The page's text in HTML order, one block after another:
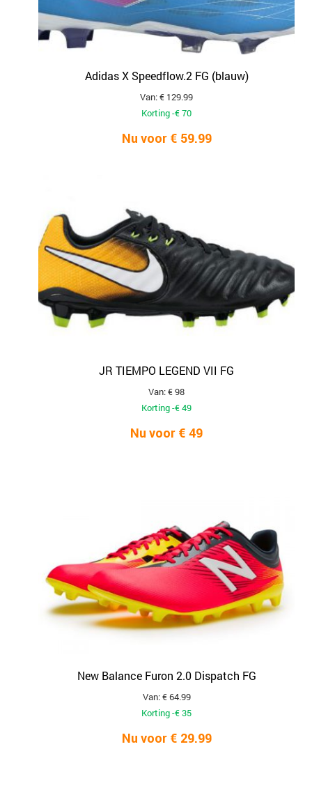
Adidas X Speedflow.2 FG (blauw)
Van: € 129.99
Korting -€ 70
Nu voor € 59.99
JR TIEMPO LEGEND VII FG
Van: € 98
Korting -€ 49
Nu voor € 49
New Balance Furon 2.0 Dispatch FG
Van: € 64.99
Korting -€ 35
Nu voor € 29.99